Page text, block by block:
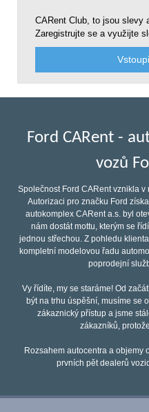
CARent Club, to jsou slevy
Zaregistrujte se a využijte
Ford CARent -
vozů
Společnost Ford CARent vznikla
Autorizaci pro značku Ford
autokomplex CARent a.s. byl
nám dostát mottu, kterým se
jednou střechou. Z pohledu
kompletní modelovou řadu
poprodejní
Vy řídíte, my se staráme! Od
být na trhu úspěšní, musíme se
zákaznický přístup a jsme
zákazníků,
Rozsahem autocentra a objemy
prvních pět dealerů